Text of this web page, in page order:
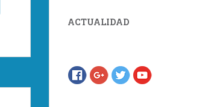
ACTUALIDAD